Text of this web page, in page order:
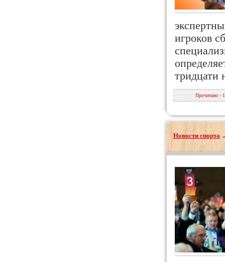
игроков
тридцати
Прочитано -
Новости спорта